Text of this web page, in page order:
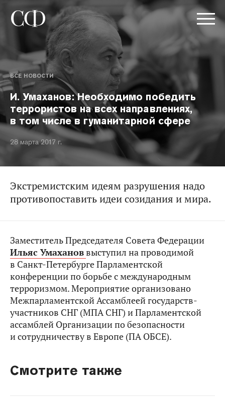
ВСЕ НОВОСТИ
И. Умаханов: Необходимо победить
террористов на всех направлениях,
в том числе в гуманитарной сфере
28 марта 2017 г.
Экстремистским идеям разрушения надо
противопоставить идеи созидания и мира.
Заместитель Председателя Совета Федерации
Ильяс Умахановвыступил на проводимой
в Санкт-Петербурге Парламентской
конференции по борьбе с международным
терроризмом. Мероприятие организовано
Межпарламентской Ассамблеей государств-
участников СНГ (МПА СНГ) и Парламентской
ассамблей Организации по безопасности
и сотрудничеству в Европе (ПА ОБСЕ).
Смотрите также